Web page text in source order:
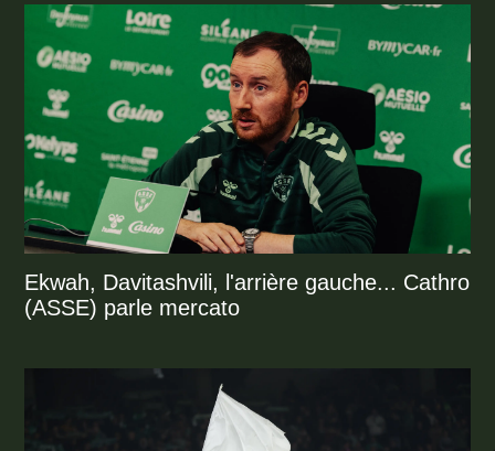
Ekwah, Davitashvili, l'arrière gauche... Cathro
(ASSE) parle mercato